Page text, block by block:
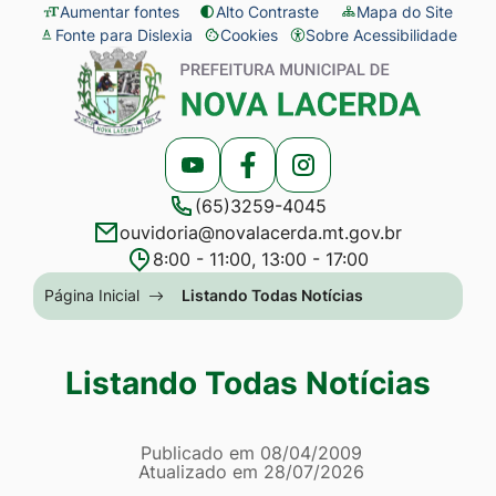
Seção
de
atalhos
acessibilidade
Ir
para
conteúdo
menu
[alt+2]
para
Aumentar fontes Alto Contraste
Mapa do Site
Fonte para Dislexia
Cookies
Abrir
preferências
de
cookies
Sobre Acessibilidade
Seção
menu
Acessar
a
Rede
Social
Acessar
a
Rede
Social
Acessar
a
Rede
Social
(65)3259-4045
ouvidoria@novalacerda.mt.gov.br
8:00 - 11:00, 13:00 - 17:00
Seção
do
principal
Página Inicial Listando Todas Notícias
Listando Todas Notícias
Página Listando Todas
Informações
Publicado em 08/04/2009
Atualizado em 28/07/2026